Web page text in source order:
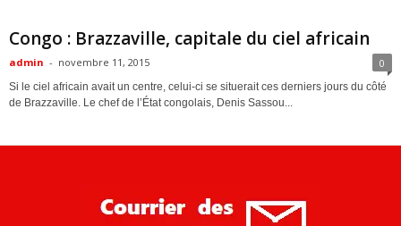
Congo : Brazzaville, capitale du ciel africain
admin - novembre 11, 2015 0
Si le ciel africain avait un centre, celui-ci se situerait ces derniers jours du côté
de Brazzaville. Le chef de l’État congolais, Denis Sassou...